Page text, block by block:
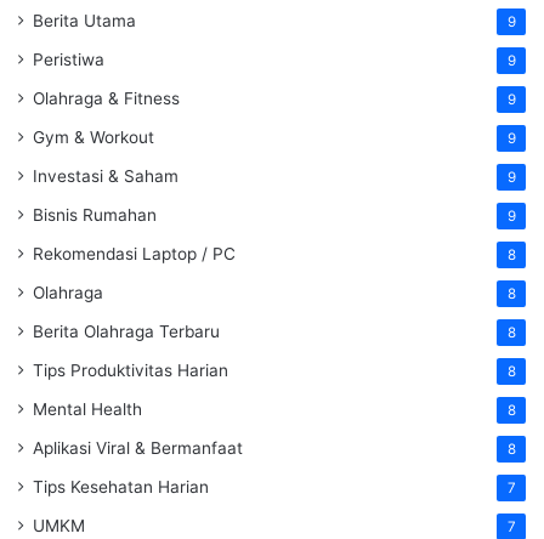
Berita Utama 9
Peristiwa 9
Olahraga & Fitness 9
Gym & Workout 9
Investasi & Saham 9
Bisnis Rumahan 9
Rekomendasi Laptop / PC 8
Olahraga 8
Berita Olahraga Terbaru 8
Tips Produktivitas Harian 8
Mental Health 8
Aplikasi Viral & Bermanfaat 8
Tips Kesehatan Harian 7
UMKM 7